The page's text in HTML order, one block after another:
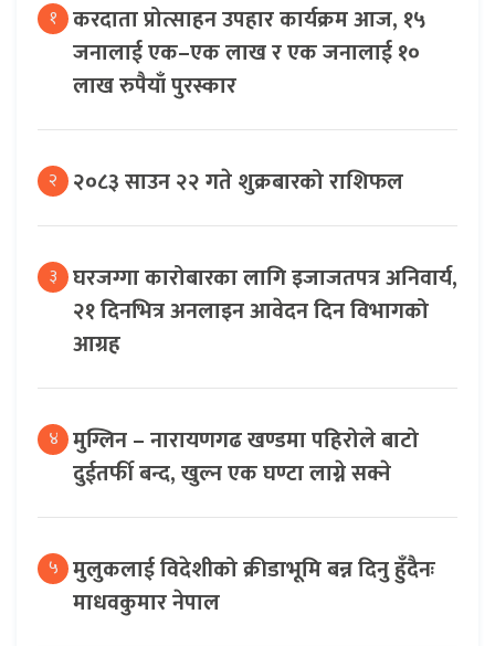
१ करदाता प्रोत्साहन उपहार कार्यक्रम आज, १५
जनालाई एक–एक लाख र एक जनालाई १०
लाख रुपैयाँ पुरस्कार
२ २०८३ साउन २२ गते शुक्रबारको राशिफल
३ घरजग्गा कारोबारका लागि इजाजतपत्र अनिवार्य,
२१ दिनभित्र अनलाइन आवेदन दिन विभागको
आग्रह
४ मुग्लिन – नारायणगढ खण्डमा पहिरोले बाटो
दुईतर्फी बन्द, खुल्न एक घण्टा लाग्ने सक्ने
५ मुलुकलाई विदेशीको क्रीडाभूमि बन्न दिनु हुँदैनः
माधवकुमार नेपाल